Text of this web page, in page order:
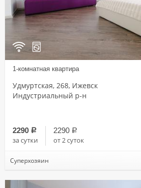
1-комнатная квартира
Удмуртская, 268, Ижевск
Индустриальный р-н
2290 a
за сутки
2290 a
от 2 суток
Суперхозяин